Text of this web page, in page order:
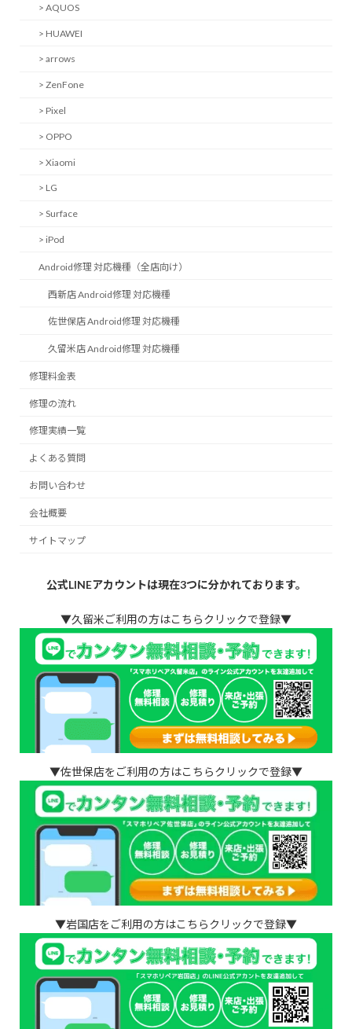
> AQUOS
> HUAWEI
> arrows
> ZenFone
> Pixel
> OPPO
> Xiaomi
> LG
> Surface
> iPod
Android修理 対応機種（全店向け）
西新店 Android修理 対応機種
佐世保店 Android修理 対応機種
久留米店 Android修理 対応機種
修理料金表
修理の流れ
修理実績一覧
よくある質問
お問い合わせ
会社概要
サイトマップ
公式LINEアカウントは現在3つに分かれております。
▼久留米ご利用の方はこちらクリックで登録▼
▼佐世保店をご利用の方はこちらクリックで登録▼
▼岩国店をご利用の方はこちらクリックで登録▼